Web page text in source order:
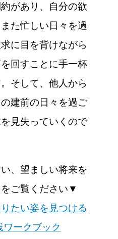
があり、自分の欲
た忙しい日々を過
に目を背けながら
回すことに手一杯
そして、他人から
建前の日々を過ご
見失っていくので
、望ましい将来を
ご覧ください▼
たい姿を見つける
ークブック